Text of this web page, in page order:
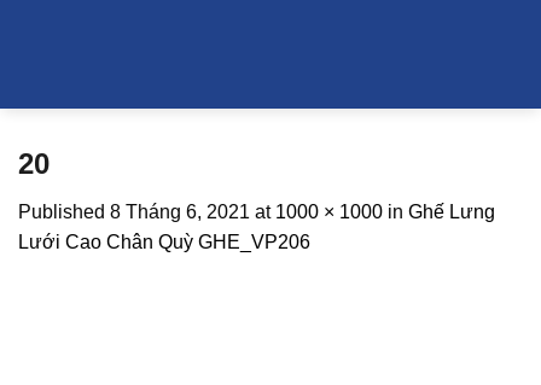
20
Published 8 Tháng 6, 2021at1000 × 1000inGhế Lưng Lưới
Cao Chân Quỳ GHE_VP206